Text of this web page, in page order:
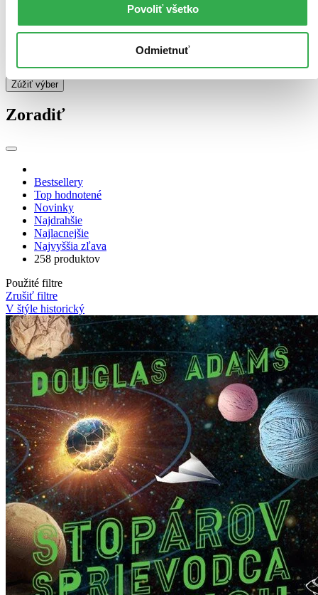
Povoliť všetko
Odmietnuť
Audiokniha: MP3 (5 titulov)Audiokniha: MP3
E-kniha: EPUB (Adobe DRM) (5 titulov)E-kniha: EPUB
Zúžiť výber
Zoradiť
Bestsellery
Top hodnotené
Novinky
Najdrahšie
Najlacnejšie
Najvyššia zľava
258 produktov
Použité filtre
Zrušiť filtre
V štýle historický